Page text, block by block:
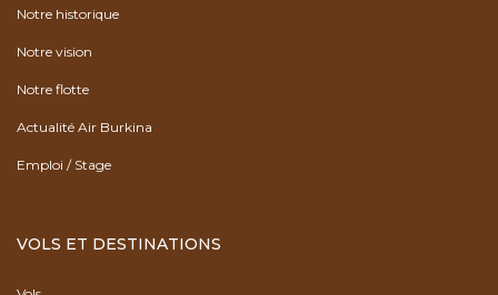
Notre historique
Notre vision
Notre flotte
Actualité Air Burkina
Emploi / Stage
VOLS ET DESTINATIONS